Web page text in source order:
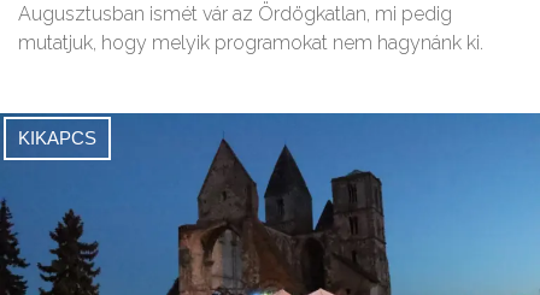
Augusztusban ismét vár az Ördögkatlan, mi pedig
mutatjuk, hogy melyik programokat nem hagynánk ki.
KIKAPCS